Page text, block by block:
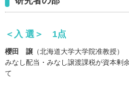
＜入 選＞ 1点
櫻田 譲 （北海道大学大学院准教授）
みなし配当・みなし譲渡課税が資本剰
て